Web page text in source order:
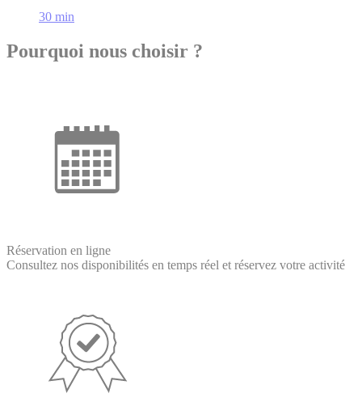
30 min
Pourquoi nous choisir ?
Réservation en ligne
Consultez nos disponibilités en temps réel et réservez votre activité